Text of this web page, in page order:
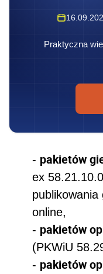
Praktyczna
- pakietów
ex
online,
- pakietów
(PKWiU
- pakietów